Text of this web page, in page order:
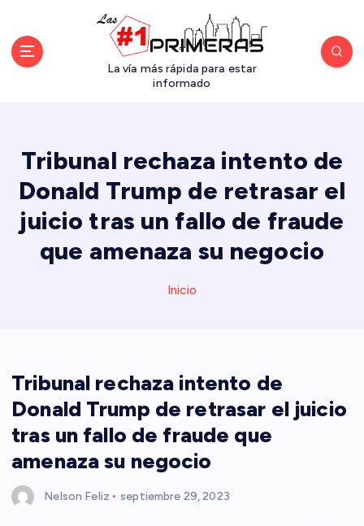
La vía más rápida para estar
informado
Tribunal rechaza intento de
Donald Trump de retrasar el
juicio tras un fallo de fraude
que amenaza su negocio
Inicio
Tribunal rechaza intento de
Donald Trump de retrasar el juicio
tras un fallo de fraude que
amenaza su negocio
Nelson Feliz septiembre 29, 2023